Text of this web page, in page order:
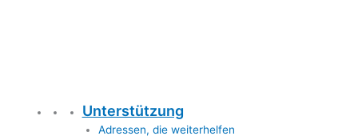
Unterstützung
Adressen, die weiterhelfen